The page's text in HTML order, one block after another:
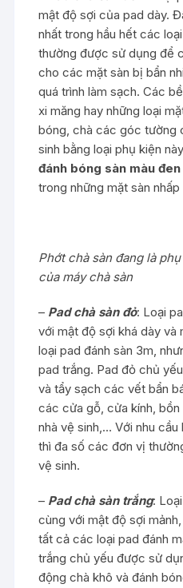
mật độ sợi của pad dày.
nhất trong hầu hết các
thường được sử dụng để
cho các mặt sàn bị bẩn
quá trình làm sạch. Các
xi măng hay những loại
bóng, chà các góc tường
sinh bằng loại phụ kiện
đánh bóng sàn màu đen
trong những mặt sàn
Phớt chà sàn đang là
của máy chà sàn
– Pad chà sàn đỏ: Loại
với mật độ sợi khá dày và
loại pad đánh sàn 3m,
pad trắng. Pad đỏ chủ
và tẩy sạch các vết bẩn
các cửa gỗ, cửa kính,
nhà vệ sinh,… Với nhu
thì đa số các đơn vị
vệ sinh.
– Pad chà sàn trắng:
cùng với mật độ sợi
tất cả các loại pad đánh
trắng chủ yếu được sử
động chà khô và đánh